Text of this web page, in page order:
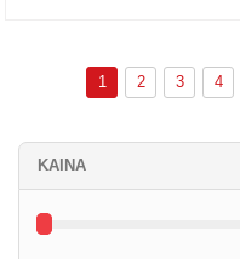
1 2 3 4
KAINA